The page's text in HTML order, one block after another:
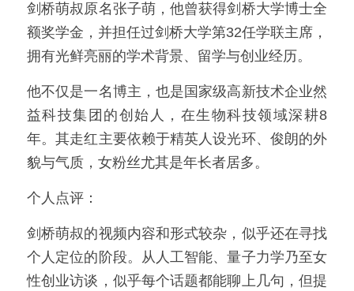
剑桥萌叔原名张子萌，他曾获得剑桥大学博士全
额奖学金，并担任过剑桥大学第32任学联主席，
拥有光鲜亮丽的学术背景、留学与创业经历。
他不仅是一名博主，也是国家级高新技术企业然
益科技集团的创始人，在生物科技领域深耕8
年。其走红主要依赖于精英人设光环、俊朗的外
貌与气质，女粉丝尤其是年长者居多。
个人点评：
剑桥萌叔的视频内容和形式较杂，似乎还在寻找
个人定位的阶段。从人工智能、量子力学乃至女
性创业访谈，似乎每个话题都能聊上几句，但提